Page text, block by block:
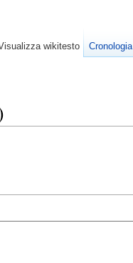
wikitesto Cronologia